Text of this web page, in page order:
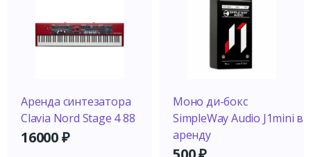
Аренда синтезатора
Clavia Nord Stage 4 88
16000₽
Моно ди-бокс
SimpleWay Audio J1mini в
аренду